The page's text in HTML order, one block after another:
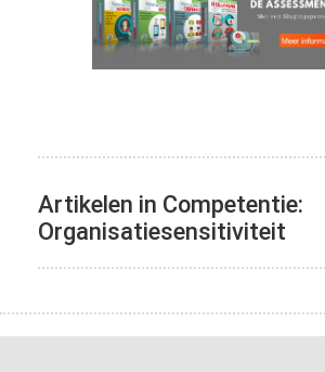
Artikelen in Competentie:
Organisatiesensitiviteit